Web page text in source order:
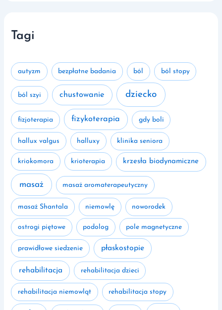
Tagi
autyzm bezpłatne badania ból ból stopy
ból szyi chustowanie dziecko
fizjoterapia fizykoterapia gdy boli
hallux valgus halluxy klinika seniora
kriokomora krioterapia krzesła biodynamiczne
masaż masaż aromaterapeutyczny
masaż Shantala niemowlę noworodek
ostrogi piętowe podolog pole magnetyczne
prawidłowe siedzenie płaskostopie
rehabilitacja rehabilitacja dzieci
rehabilitacja niemowląt rehabilitacja stopy